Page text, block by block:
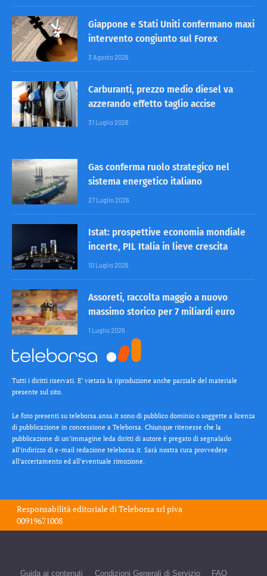
Giappone e Stati Uniti confermano maxi
intervento congiunto sul Forex
3 Agosto 2026
Carburanti, prezzo medio diesel va
azzerando effetto taglio accise
31 Luglio 2026
Gas conferma ruolo strategico nel
sistema energetico italiano
27 Luglio 2026
Istat: prospettive economia mondiale
incerte, PIL Italia in lieve crescita
10 Luglio 2026
Assoreti, raccolta maggio a nuovo
massimo storico per 7 miliardi euro
1 Luglio 2026
Tutti i diritti riservati. E’ vietata la riproduzione anche parziale del materiale
presente sul sito.
Le foto presenti su teleborsa.ansa.it sono di pubblico dominio o soggette a licenza
di pubblicazione in concessione a Teleborsa. Chiunque ritenesse che la
pubblicazione di un’immagine leda diritti di autore è pregato di segnalarlo
all’indirizzo di e-mail redazione teleborsa.it. Sarà nostra cura provvedere
all’accertamento ed all’eventuale rimozione.
Responsabilità editoriale diTeleborsa srlpiva
00919671008
Guida ai contenuti Condizioni Generali di Servizio FAQ